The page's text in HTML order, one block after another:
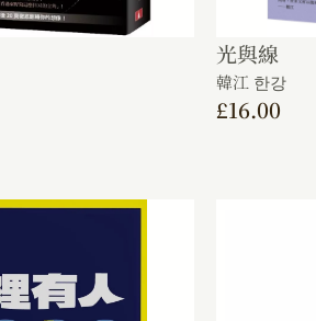
光與線
韓江 한강
£16.00